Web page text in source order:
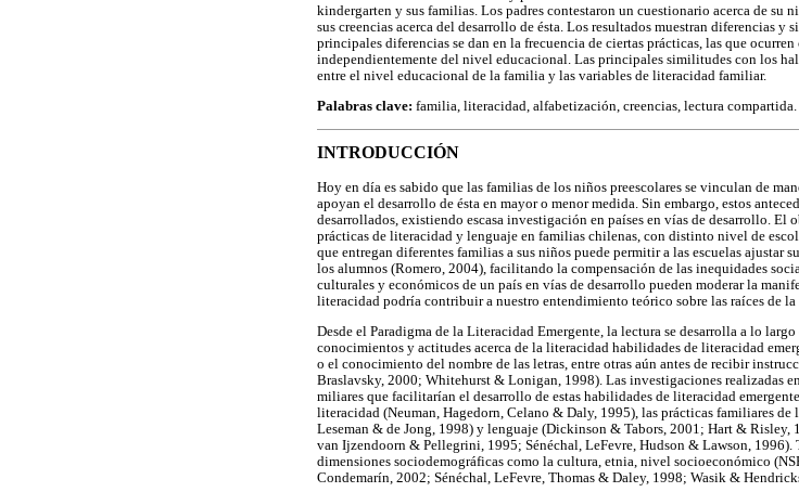
kindergarten y sus familias. Los padres contestaron un cuestionario acerca de
sus creencias acerca del desarrollo de ésta. Los resultados muestran diferencias y
principales diferencias se dan en la frecuencia de ciertas prácticas, las que
independientemente del nivel educacional. Las principales similitudes con los
entre el nivel educacional de la familia y las variables de literacidad familiar.
Palabras clave: familia, literacidad, alfabetización, creencias, lectura compartida.
INTRODUCCIÓN
Hoy en día es sabido que las familias de los niños preescolares se vinculan de
apoyan el desarrollo de ésta en mayor o menor medida. Sin embargo, estos
desarrollados, existiendo escasa investigación en países en vías de desarrollo. El
prácticas de literacidad y lenguaje en familias chilenas, con distinto nivel de
que entregan diferentes familias a sus niños puede permitir a las escuelas ajustar
los alumnos (Romero, 2004), facilitando la compensación de las inequidades
culturales y económicos de un país en vías de desarrollo pueden moderar la
literacidad podría contribuir a nuestro entendimiento teórico sobre las raíces de
Desde el Paradigma de la Literacidad Emergente, la lectura se desarrolla a lo
conocimientos y actitudes acerca de la literacidad habilidades de literacidad
o el conocimiento del nombre de las letras, entre otras aún antes de recibir
Braslavsky, 2000; Whitehurst & Lonigan, 1998). Las investigaciones realizadas
miliares que facilitarían el desarrollo de estas habilidades de literacidad
literacidad (Neuman, Hagedorn, Celano & Daly, 1995), las prácticas familiares
Leseman & de Jong, 1998) y lenguaje (Dickinson & Tabors, 2001; Hart & Risley,
van Ijzendoorn & Pellegrini, 1995; Sénéchal, LeFevre, Hudson & Lawson, 1996).
dimensiones sociodemográficas como la cultura, etnia, nivel socioeconómico
Condemarín, 2002; Sénéchal, LeFevre, Thomas & Daley, 1998; Wasik &